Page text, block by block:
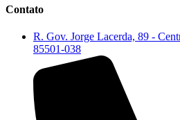
Contato
R. Gov. Jorge Lacerda, 89 -
85501-038